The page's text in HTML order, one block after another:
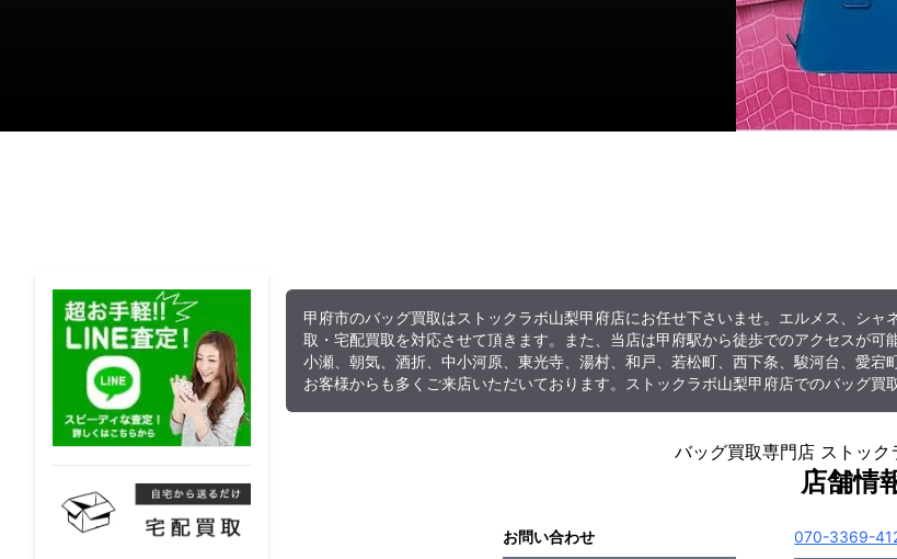
甲府市のバッグ買取はストックラボ山梨甲府店にお任せ下さいませ。エルメス、シ
取・宅配買取を対応させて頂きます。また、当店は甲府駅から徒歩でのアクセスが可
小瀬、朝気、酒折、中小河原、東光寺、湯村、和戸、若松町、西下条、駿河台、愛
お客様からも多くご来店いただいております。ストックラボ山梨甲府店でのバッグ買
バッグ買取専門店 ストッ
店舗情
お問い合わせ 070-3369-